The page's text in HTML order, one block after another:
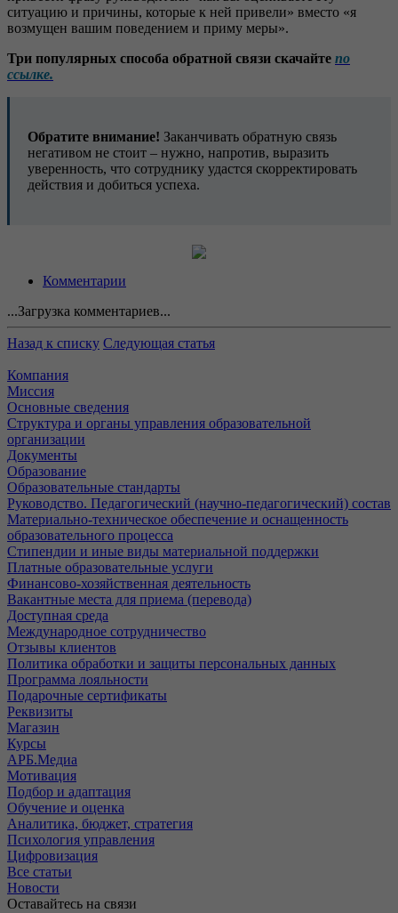
ситуацию и причины, которые к ней привели» вместо «я
возмущен вашим поведением и приму меры».
Три популярных способа обратной связи скачайте по
ссылке.
Обратите внимание! Заканчивать обратную связь
негативом не стоит – нужно, напротив, выразить
уверенность, что сотруднику удастся скорректировать
действия и добиться успеха.
Комментарии
...Загрузка комментариев...
Назад к списку Следующая статья
Компания
Миссия
Основные сведения
Структура и органы управления образовательной
организации
Документы
Образование
Образовательные стандарты
Руководство. Педагогический (научно-педагогический) состав
Материально-техническое обеспечение и оснащенность
образовательного процесса
Стипендии и иные виды материальной поддержки
Платные образовательные услуги
Финансово-хозяйственная деятельность
Вакантные места для приема (перевода)
Доступная среда
Международное сотрудничество
Отзывы клиентов
Политика обработки и защиты персональных данных
Программа лояльности
Подарочные сертификаты
Реквизиты
Магазин
Курсы
АРБ.Медиа
Мотивация
Подбор и адаптация
Обучение и оценка
Аналитика, бюджет, стратегия
Психология управления
Цифровизация
Все статьи
Новости
Оставайтесь на связи